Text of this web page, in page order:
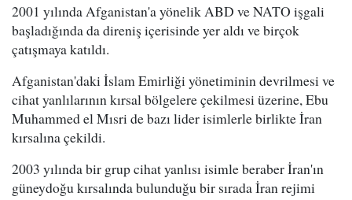
2001 yılında Afganistan'a yönelik ABD ve NATO işgali
başladığında da direniş içerisinde yer aldı ve birçok
çatışmaya katıldı.
Afganistan'daki İslam Emirliği yönetiminin devrilmesi ve
cihat yanlılarının kırsal bölgelere çekilmesi üzerine, Ebu
Muhammed el Mısri de bazı lider isimlerle birlikte İran
kırsalına çekildi.
2003 yılında bir grup cihat yanlısı isimle beraber İran'ın
güneydoğu kırsalında bulunduğu bir sırada İran rejimi